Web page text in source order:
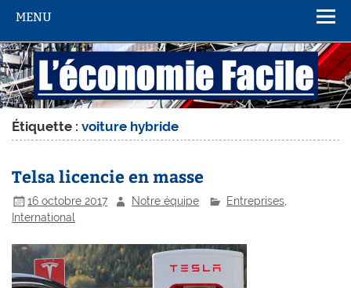
MENU
Étiquette :voiture hybride
Telsa licencie en masse
16 octobre 2017 Notre équipe Entreprises,
International